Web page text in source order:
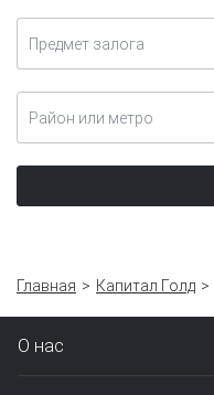
Предмет залога
Район или метро
Главная Капитал Голд
О нас